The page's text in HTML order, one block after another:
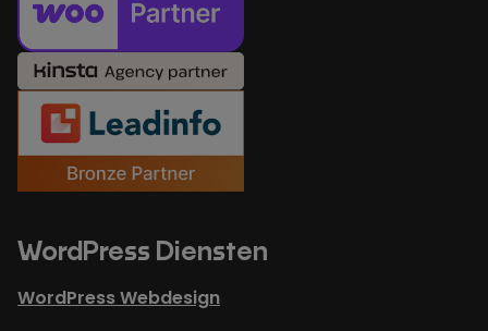
WordPress Diensten
WordPress Webdesign